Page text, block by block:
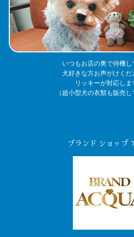
いつもお店の奥で待機し
犬好きな方お声がけくだ
リッキーが対応しま
（超小型犬の衣類も販売し
ブランド ショップ